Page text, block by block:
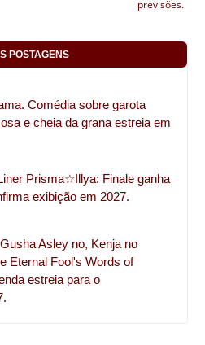
previsões.
POSTAGENS
Comédia sobre garota
e cheia da grana estreia em
Prisma☆Illya: Finale ganha
exibição em 2027.
Asley no, Kenja no
Eternal Fool's Words of
estreia para o